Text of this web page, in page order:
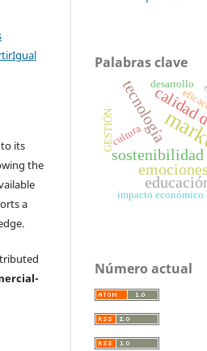
its
the
a
Palabras clave
emociones
sostenibilidad
tecnología
cultura
impacto económico
desarrollo
GESTIÓN
Número actual